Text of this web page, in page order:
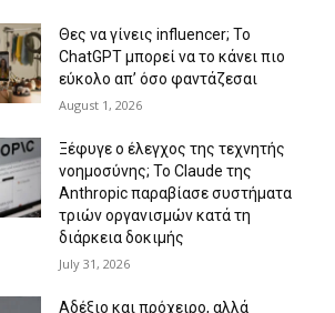
Θες να γίνεις influencer; Το
ChatGPT μπορεί να το κάνει πιο
εύκολο απ’ όσο φαντάζεσαι
August 1, 2026
Ξέφυγε ο έλεγχος της τεχνητής
νοημοσύνης; Το Claude της
Anthropic παραβίασε συστήματα
τριών οργανισμών κατά τη
διάρκεια δοκιμής
July 31, 2026
Αδέξιο και πρόχειρο, αλλά